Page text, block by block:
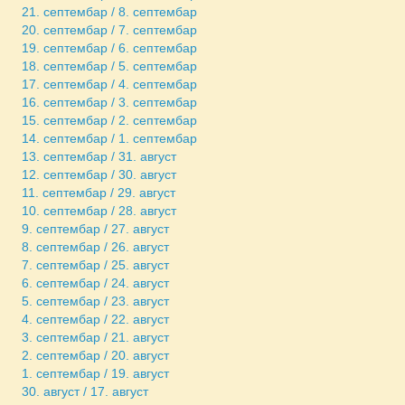
21. септембар / 8. септембар
20. септембар / 7. септембар
19. септембар / 6. септембар
18. септембар / 5. септембар
17. септембар / 4. септембар
16. септембар / 3. септембар
15. септембар / 2. септембар
14. септембар / 1. септембар
13. септембар / 31. август
12. септембар / 30. август
11. септембар / 29. август
10. септембар / 28. август
9. септембар / 27. август
8. септембар / 26. август
7. септембар / 25. август
6. септембар / 24. август
5. септембар / 23. август
4. септембар / 22. август
3. септембар / 21. август
2. септембар / 20. август
1. септембар / 19. август
30. август / 17. август